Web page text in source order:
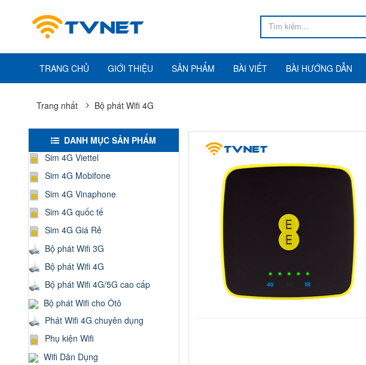
TRANG CHỦ GIỚI THIỆU SẢN PHẨM BÀI VIẾT BÀI HƯỚNG DẪN
Trang nhất Bộ phát Wifi 4G
DANH MỤC SẢN PHẨM
Sim 4G Viettel
Sim 4G Mobifone
Sim 4G Vinaphone
Sim 4G quốc tế
Sim 4G Giá Rẻ
Bộ phát Wifi 3G
Bộ phát Wifi 4G
Bộ phát Wifi 4G/5G cao cấp
Bộ phát Wifi cho Ôtô
Phát Wifi 4G chuyên dụng
Phụ kiện Wifi
Wifi Dân Dụng